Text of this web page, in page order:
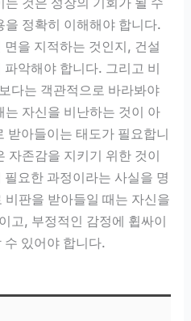
정확히 이해해야 합니다.
을 지적하는 것인지, 건설
악해야 합니다. 그리고 비
다는 객관적으로 바라봐야
자신을 비난하는 것이 아
받아들이는 태도가 필요합니
자존감을 지키기 위한 것이
요한 과정이라는 사실을 명
판을 받아들일 때는 자신을
고, 부정적인 감정에 휩싸이
수 있어야 합니다.